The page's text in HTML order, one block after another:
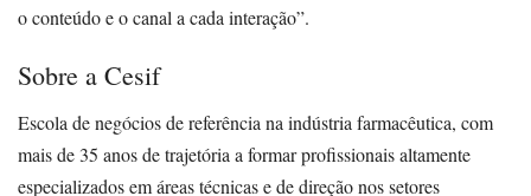
o conteúdo e o canal a cada interação”.
Sobre a Cesif
Escola de negócios de referência na indústria farmacêutica, com
mais de 35 anos de trajetória a formar profissionais altamente
especializados em áreas técnicas e de direção nos setores